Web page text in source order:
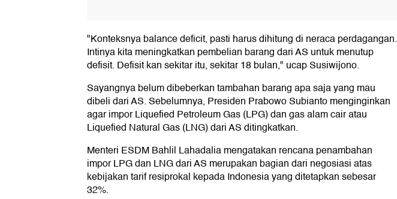
"Konteksnya balance deficit, pasti harus dihitung di neraca perdagangan.
Intinya kita meningkatkan pembelian barang dari AS untuk menutup
defisit. Defisit kan sekitar itu, sekitar 18 bulan," ucap Susiwijono.
Sayangnya belum dibeberkan tambahan barang apa saja yang mau
dibeli dari AS. Sebelumnya, Presiden Prabowo Subianto menginginkan
agar impor Liquefied Petroleum Gas (LPG) dan gas alam cair atau
Liquefied Natural Gas (LNG) dari AS ditingkatkan.
Menteri ESDM Bahlil Lahadalia mengatakan rencana penambahan
impor LPG dan LNG dari AS merupakan bagian dari negosiasi atas
kebijakan tarif resiprokal kepada Indonesia yang ditetapkan sebesar
32%.